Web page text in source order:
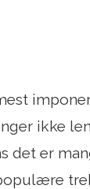
ikke
det er